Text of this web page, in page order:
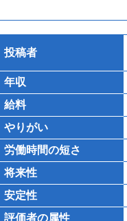
投稿者
年収
給料
やりがい
労働時間の短さ
将来性
安定性
評価者の属性